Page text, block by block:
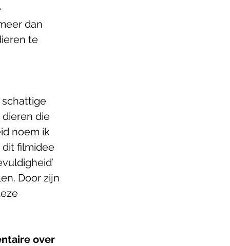
dan
te
schattige
die
noem ik
dit filmidee
Door zijn
over